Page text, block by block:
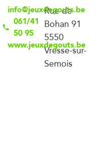
info@jeuxdegouts.be
061/41
50 95
www.jeuxdegouts.be
Rue de
Bohan 91
5550
Vresse-sur-
Semois